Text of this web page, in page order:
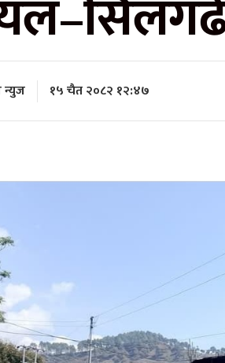
न्युज १५ चैत २०८२ १२:४७